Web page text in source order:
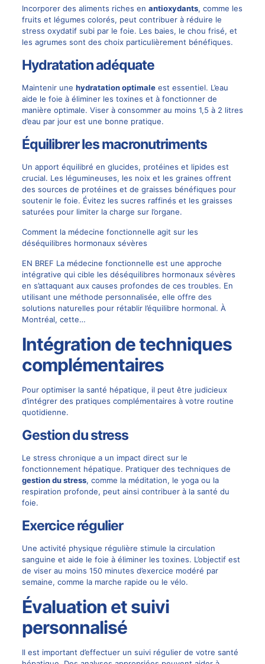
Incorporer des aliments riches en antioxydants, comme les
fruits et légumes colorés, peut contribuer à réduire le
stress oxydatif subi par le foie. Les baies, le chou frisé, et
les agrumes sont des choix particulièrement bénéfiques.
Hydratation adéquate
Maintenir une hydratation optimaleest essentiel. L’eau
aide le foie à éliminer les toxines et à fonctionner de
manière optimale. Viser à consommer au moins 1,5 à 2 litres
d’eau par jour est une bonne pratique.
Équilibrer les macronutriments
Un apport équilibré en glucides, protéines et lipides est
crucial. Les légumineuses, les noix et les graines offrent
des sources de protéines et de graisses bénéfiques pour
soutenir le foie. Évitez les sucres raffinés et les graisses
saturées pour limiter la charge sur l’organe.
Comment la médecine fonctionnelle agit sur les
déséquilibres hormonaux sévères
EN BREF La médecine fonctionnelle est une approche
intégrative qui cible les déséquilibres hormonaux sévères
en s’attaquant aux causes profondes de ces troubles. En
utilisant une méthode personnalisée, elle offre des
solutions naturelles pour rétablir l’équilibre hormonal. À
Montréal, cette…
Intégration de techniques
complémentaires
Pour optimiser la santé hépatique, il peut être judicieux
d’intégrer des pratiques complémentaires à votre routine
quotidienne.
Gestion du stress
Le stress chronique a un impact direct sur le
fonctionnement hépatique. Pratiquer des techniques de
gestion du stress, comme la méditation, le yoga ou la
respiration profonde, peut ainsi contribuer à la santé du
foie.
Exercice régulier
Une activité physique régulière stimule la circulation
sanguine et aide le foie à éliminer les toxines. L’objectif est
de viser au moins 150 minutes d’exercice modéré par
semaine, comme la marche rapide ou le vélo.
Évaluation et suivi
personnalisé
Il est important d’effectuer un suivi régulier de votre santé